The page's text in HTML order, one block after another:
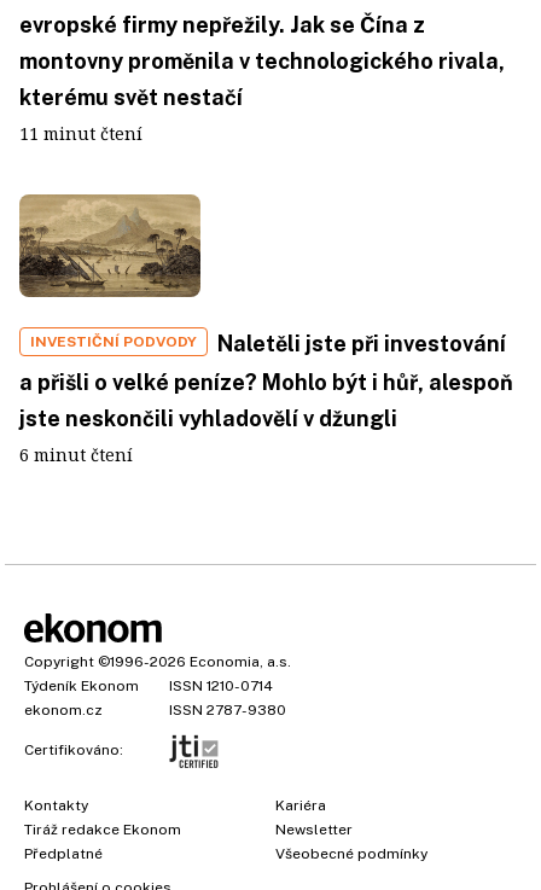
evropské firmy nepřežily. Jak se Čína z
montovny proměnila v technologického rivala,
kterému svět nestačí
11 minut čtení
INVESTIČNÍ PODVODY
Naletěli jste při investování
a přišli o velké peníze? Mohlo být i hůř, alespoň
jste neskončili vyhladovělí v džungli
6 minut čtení
Copyright ©1996-2026 Economia, a.s.
Týdeník Ekonom
ISSN 1210-0714
ekonom.cz
ISSN 2787-9380
Certifikováno:
Kontakty
Tiráž redakce Ekonom
Předplatné
Kariéra
Newsletter
Všeobecné podmínky